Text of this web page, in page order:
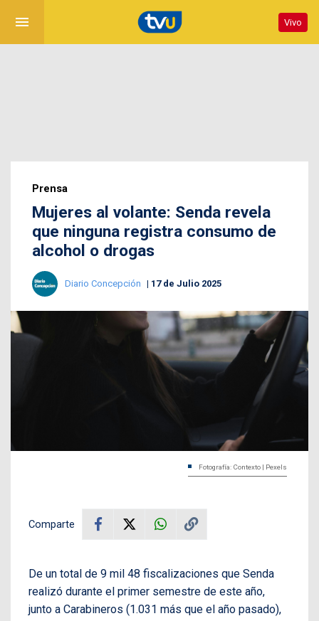
menu Vivo
Prensa
Mujeres al volante: Senda revela
que ninguna registra consumo de
alcohol o drogas
Diario Concepción 17 de Julio 2025
Fotografía: Contexto | Pexels
Comparte
De un total de 9 mil 48 fiscalizaciones que Senda
realizó durante el primer semestre de este año,
junto a Carabineros (1.031 más que el año pasado),